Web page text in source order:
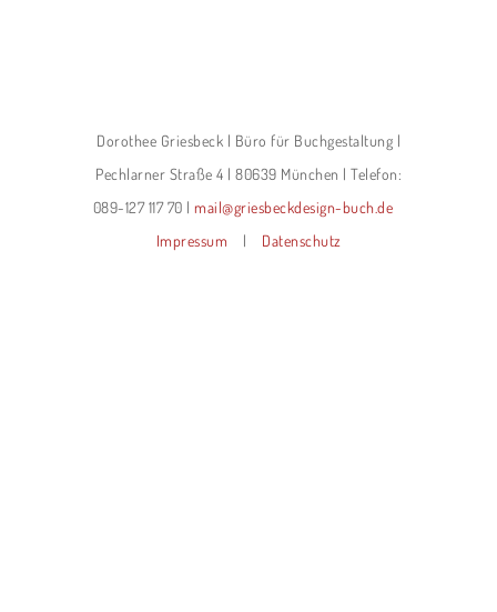
Dorothee Griesbeck | Büro für Buchgestaltung |
Pechlarner Straße 4 | 80639 München | Telefon:
089-127 117 70 |mail@griesbeckdesign-buch.de
Impressum
| Datenschutz